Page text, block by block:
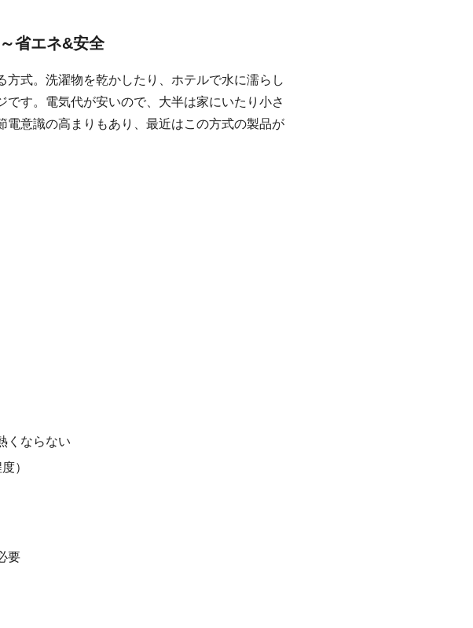
省エネ&安全
式。洗濯物を乾かしたり、ホテルで水に濡らし
す。電気代が安いので、大半は家にいたり小さ
意識の高まりもあり、最近はこの方式の製品が
くならない
）
要